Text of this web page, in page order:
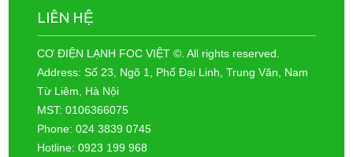
LIÊN HỆ
CƠ ĐIỆN LẠNH FOC VIỆT ©. All rights reserved.
Address: Số 23, Ngõ 1, Phố Đại Linh, Trung Văn, Nam
Từ Liêm, Hà Nội
MST: 0106366075
Phone: 024 3839 0745
Hotline: 0923 199 968